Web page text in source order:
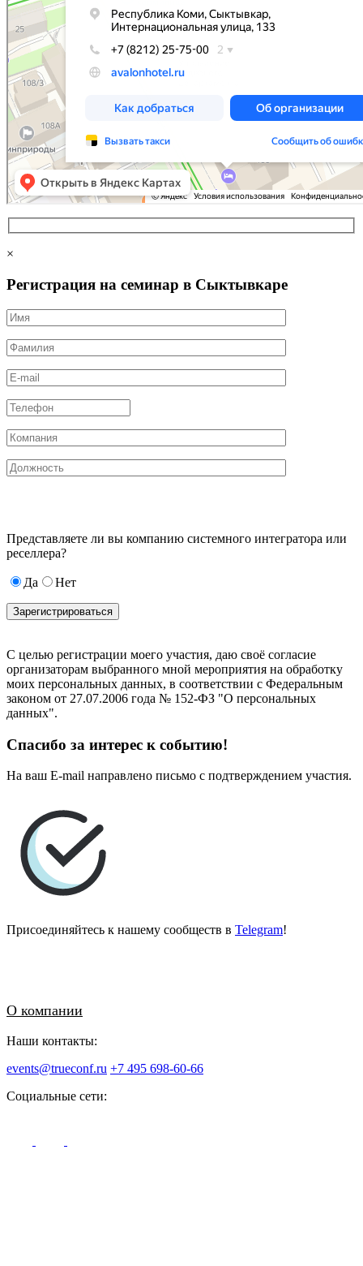
×
Регистрация на семинар в Сыктывкаре
Представляете ли вы компанию системного интегратора или
реселлера?
Да Нет
С целью регистрации моего участия, даю своё согласие
организаторам выбранного мной мероприятия на обработку
моих персональных данных, в соответствии с Федеральным
законом от 27.07.2006 года № 152-ФЗ "О персональных
данных".
Спасибо за интерес к событию!
На ваш E-mail направлено письмо с подтверждением участия.
Присоединяйтесь к нашему сообществ в Telegram!
О компании
Наши контакты:
events@trueconf.ru +7 495 698-60-66
Социальные сети: